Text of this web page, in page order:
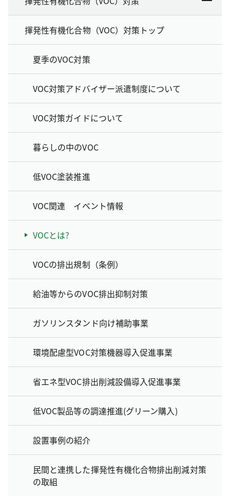
揮発性有機化合物（VOC）対策トップ
夏季のVOC対策
VOC対策アドバイザー派遣制度について
VOC対策ガイドについて
暮らしの中のVOC
低VOC塗装推進
VOC関連 イベント情報
VOCとは?
VOCの排出規制（条例）
給油等からのVOC排出抑制対策
ガソリンスタンド向け補助事業
環境配慮型VOC対策機器導入促進事業
省エネ型VOC排出削減設備導入促進事業
低VOC製品等の調達推進(グリーン購入)
設置事例の紹介
民間と連携した揮発性有機化合物排出削減対策
の取組